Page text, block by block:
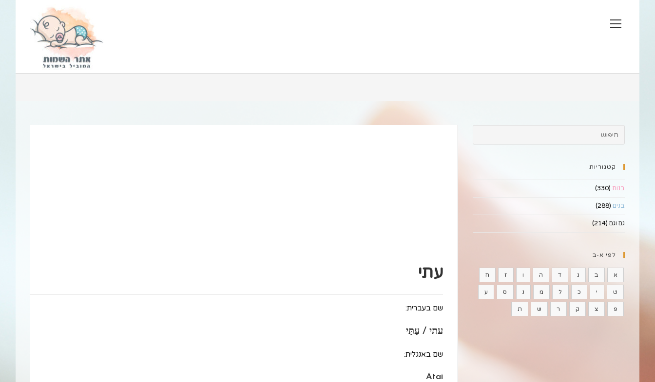
View
עתי
שם בעברית:
עתי / עַתַּי
שם באנגלית:
Atai
קטגוריות
בנות (330)
בנים (288)
גם וגם (214)
לפי א-ב
א ב ג ד ה ו ז ח
ט י כ ל מ נ ס ע
פ צ ק ר ש ת